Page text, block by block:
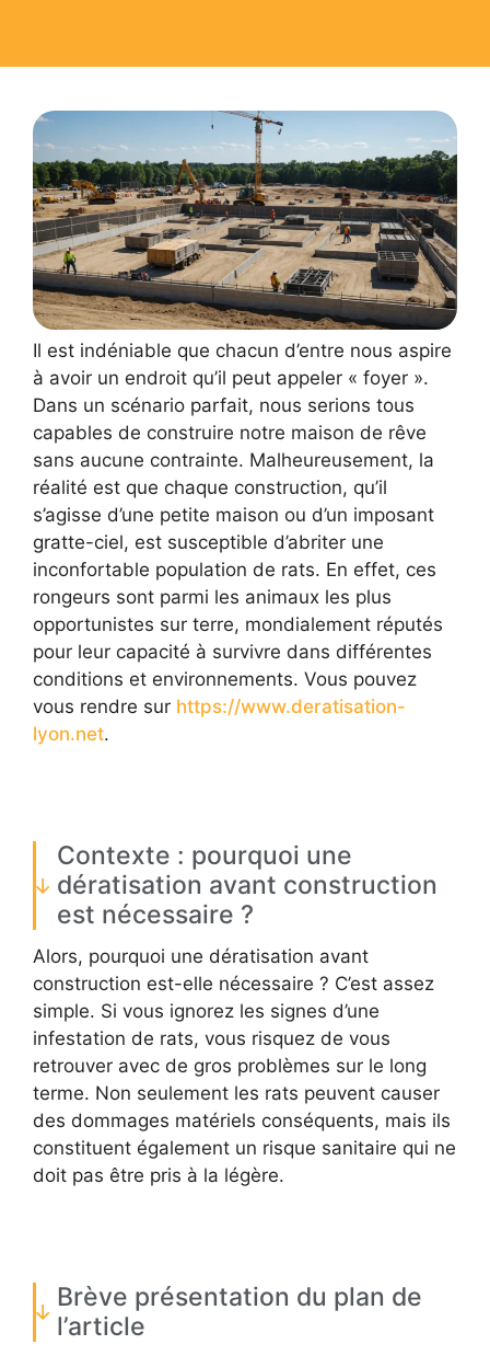
Il est indéniable que chacun d’entre nous aspire
à avoir un endroit qu’il peut appeler « foyer ».
Dans un scénario parfait, nous serions tous
capables de construire notre maison de rêve
sans aucune contrainte. Malheureusement, la
réalité est que chaque construction, qu’il
s’agisse d’une petite maison ou d’un imposant
gratte-ciel, est susceptible d’abriter une
inconfortable population de rats. En effet, ces
rongeurs sont parmi les animaux les plus
opportunistes sur terre, mondialement réputés
pour leur capacité à survivre dans différentes
conditions et environnements. Vous pouvez
vous rendre sur https://www.deratisation-
lyon.net.
Contexte : pourquoi une
dératisation avant construction
est nécessaire ?
Alors, pourquoi une dératisation avant
construction est-elle nécessaire ? C’est assez
simple. Si vous ignorez les signes d’une
infestation de rats, vous risquez de vous
retrouver avec de gros problèmes sur le long
terme. Non seulement les rats peuvent causer
des dommages matériels conséquents, mais ils
constituent également un risque sanitaire qui ne
doit pas être pris à la légère.
Brève présentation du plan de
l’article